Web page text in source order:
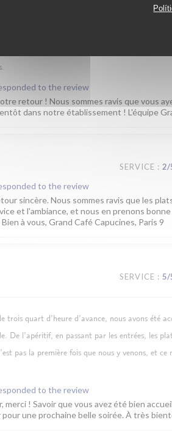
to the review
retour ! Nous sommes ravis que vous
dans notre établissement ! L'équipe
SERVICE : 2/
to the review
sincère. Nous sommes ravis que les
et l'ambiance, et nous en prenons
à vous, Grand Café Capucines, Paris 9
SERVICE : 5/
trois quart d’heure d’avance, nous avons été
De l’apéritif, en passant par les entrées, les
pas la première fois que nous y venons, et
to the review
! Savoir que vous avez été bien
une prochaine belle soirée. À très